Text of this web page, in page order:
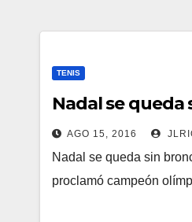
TENIS
Nadal se queda
AGO 15, 2016
Nadal se queda sin
proclamó campeón